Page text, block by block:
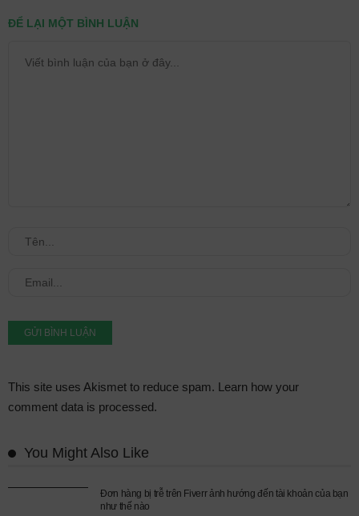
ĐỂ LẠI MỘT BÌNH LUẬN
This site uses Akismet to reduce spam. Learn how your
comment data is processed.
You Might Also Like
Đơn hàng bị trễ trên Fiverr ảnh hướng đến tài khoản của bạn
như thế nào